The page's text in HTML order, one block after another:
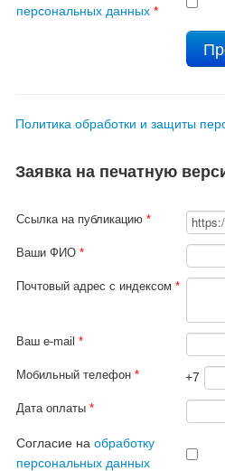
персональных данных *
Политика обработки и защиты
Заявка на печатную
Ссылка на публикацию*
Ваши ФИО*
Почтовый адрес с индексом*
Ваш e-mail*
Мобильный телефон* +7
Дата оплаты*
Согласие наобработку
персональных данных